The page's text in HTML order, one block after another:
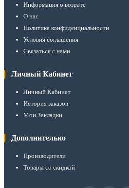
Информация о возрате
О нас
Политика конфиденциальности
Условия соглашения
Связаться с нами
Личный Кабинет
Личный Кабинет
История заказов
Мои Закладки
Дополнительно
Производители
Товары со скидкой